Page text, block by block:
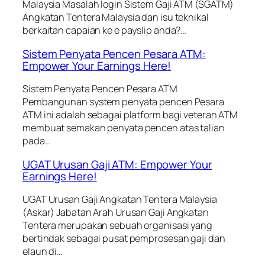
Malaysia Masalah login Sistem Gaji ATM (SGATM)
Angkatan Tentera Malaysia dan isu teknikal
berkaitan capaian ke e payslip anda?…
Sistem Penyata Pencen Pesara ATM:
Empower Your Earnings Here!
Sistem Penyata Pencen Pesara ATM
Pembangunan system penyata pencen Pesara
ATM ini adalah sebagai platform bagi veteran ATM
membuat semakan penyata pencen atas talian
pada…
UGAT Urusan Gaji ATM: Empower Your
Earnings Here!
UGAT Urusan Gaji Angkatan Tentera Malaysia
(Askar) Jabatan Arah Urusan Gaji Angkatan
Tentera merupakan sebuah organisasi yang
bertindak sebagai pusat pemprosesan gaji dan
elaun di…